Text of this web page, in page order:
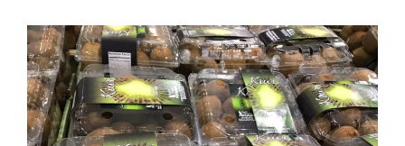
bo
ok
y
Li
nk